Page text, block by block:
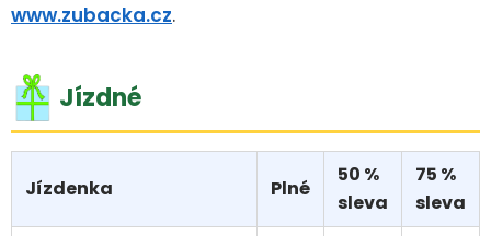
www.zubacka.cz.
Jízdné
Jízdenka Plné
50 %
sleva
75 %
sleva